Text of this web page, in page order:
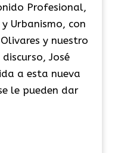
Profesional,
Urbanismo, con
y nuestro
José
a esta nueva
le pueden dar